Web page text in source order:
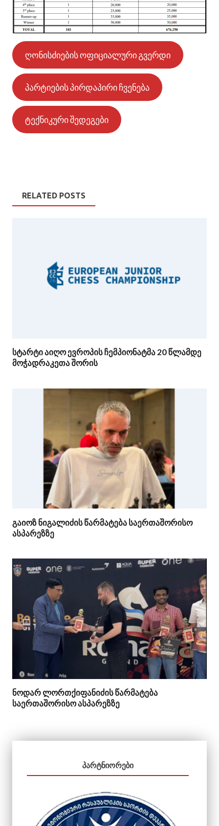
ღონისძიების ოფიციალური გვერდი
პარტიების პირდაპირი ჩვენება
ტექნიკური შედეგები
RELATED POSTS
სტარტი აიღო ევროპის ჩემპიონატმა 20 წლამდე
მოჭადრაკეთა შორის
გაიოზ ნიგალიძის წარმატება საერთაშორისო
ასპარეზზე
ნოდარ ლორთქიფანიძის წარმატება
საერთაშორისო ასპარეზზე
ᲞᲐᲠᲢᲜᲘᲝᲠᲔᲑᲘ